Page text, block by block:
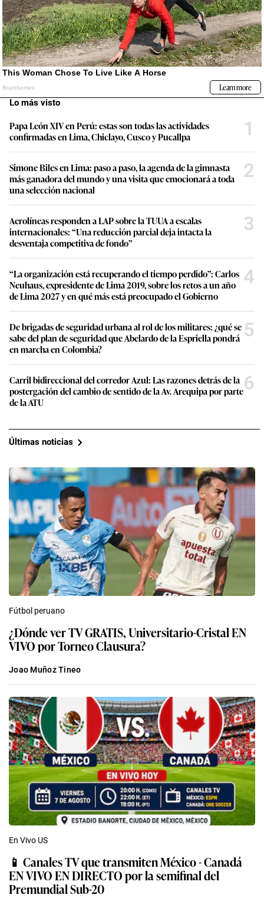
Lo más visto
Papa León XIV en Perú: estas son todas las actividades
confirmadas en Lima, Chiclayo, Cusco y Pucallpa
1
Simone Biles en Lima: paso a paso, la agenda de la gimnasta
más ganadora del mundo y una visita que emocionará a toda
una selección nacional
2
Aerolíneas responden a LAP sobre la TUUA a escalas
internacionales: “Una reducción parcial deja intacta la
desventaja competitiva de fondo”
3
“La organización está recuperando el tiempo perdido”: Carlos
Neuhaus, expresidente de Lima 2019, sobre los retos a un año
de Lima 2027 y en qué más está preocupado el Gobierno
4
De brigadas de seguridad urbana al rol de los militares: ¿qué se
sabe del plan de seguridad que Abelardo de la Espriella pondrá
en marcha en Colombia?
5
Carril bidireccional del corredor Azul: Las razones detrás de la
postergación del cambio de sentido de la Av. Arequipa por parte
de la ATU
6
Últimas noticias
Fútbol peruano
¿Dónde ver TV GRATIS, Universitario-Cristal EN
VIVO por Torneo Clausura?
Joao Muñoz Tineo
En Vivo US
📱 Canales TV que transmiten México - Canadá
EN VIVO EN DIRECTO por la semifinal del
Premundial Sub-20